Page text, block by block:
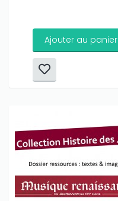
Ajouter au panier